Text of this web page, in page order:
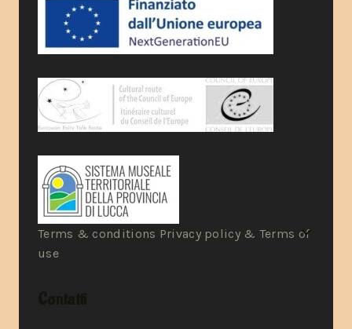
Terms & conditions Privacy policy & Terms of
use